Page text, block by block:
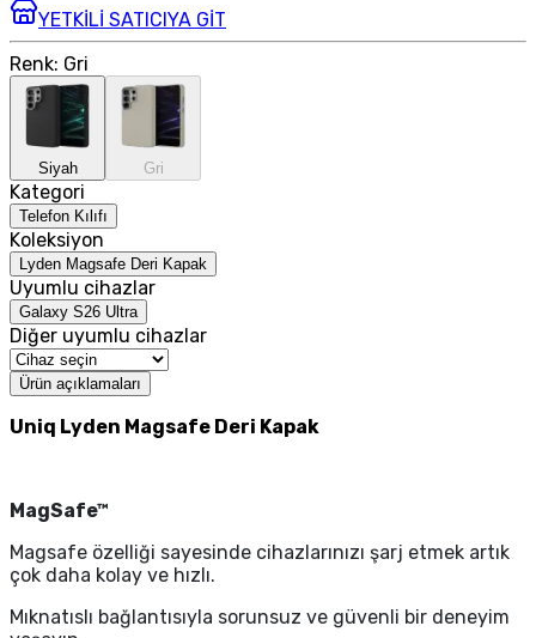
YETKİLİ SATICIYA GİT
Renk: Gri
Siyah Gri
Kategori
Telefon Kılıfı
Koleksiyon
Lyden Magsafe Deri Kapak
Uyumlu cihazlar
Galaxy S26 Ultra
Diğer uyumlu cihazlar
Ürün açıklamaları
Uniq Lyden Magsafe Deri Kapak
MagSafe™
Magsafe özelliği sayesinde cihazlarınızı şarj etmek artık
çok daha kolay ve hızlı.
Mıknatıslı bağlantısıyla sorunsuz ve güvenli bir deneyim